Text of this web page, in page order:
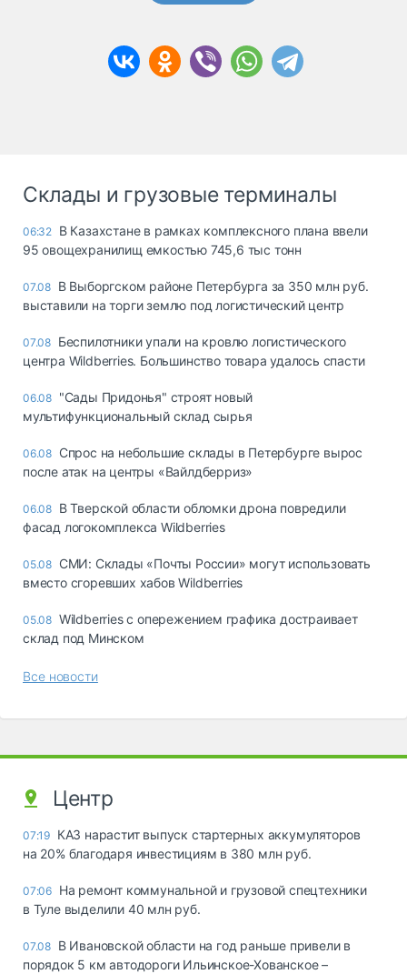
Склады и грузовые терминалы
06:32 В Казахстане в рамках комплексного плана ввели
95 овощехранилищ емкостью 745,6 тыс тонн
07.08 В Выборгском районе Петербурга за 350 млн руб.
выставили на торги землю под логистический центр
07.08 Беспилотники упали на кровлю логистического
центра Wildberries. Большинство товара удалось спасти
06.08 "Сады Придонья" строят новый
мультифункциональный склад сырья
06.08 Спрос на небольшие склады в Петербурге вырос
после атак на центры «Вайлдберриз»
06.08 В Тверской области обломки дрона повредили
фасад логокомплекса Wildberries
05.08 СМИ: Склады «Почты России» могут использовать
вместо сгоревших хабов Wildberries
05.08 Wildberries с опережением графика достраивает
склад под Минском
Все новости
Центр
07:19 КАЗ нарастит выпуск стартерных аккумуляторов
на 20% благодаря инвестициям в 380 млн руб.
07:06 На ремонт коммунальной и грузовой спецтехники
в Туле выделили 40 млн руб.
07.08 В Ивановской области на год раньше привели в
порядок 5 км автодороги Ильинское-Хованское –